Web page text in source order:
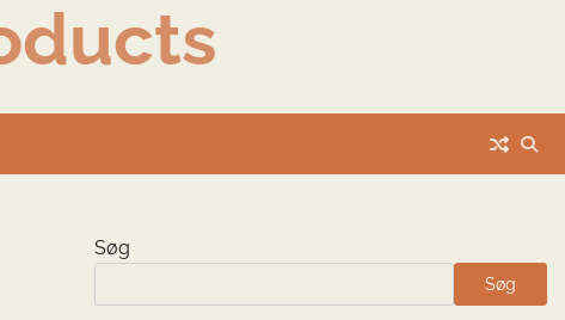
Søg
Søg